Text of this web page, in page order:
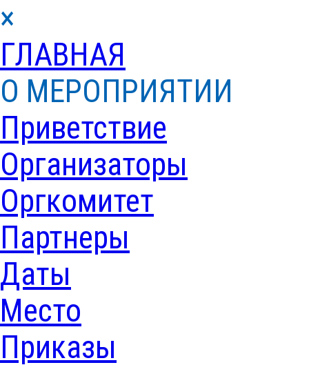
×
ГЛАВНАЯ
О МЕРОПРИЯТИИ
Приветствие
Организаторы
Оргкомитет
Партнеры
Даты
Место
Приказы